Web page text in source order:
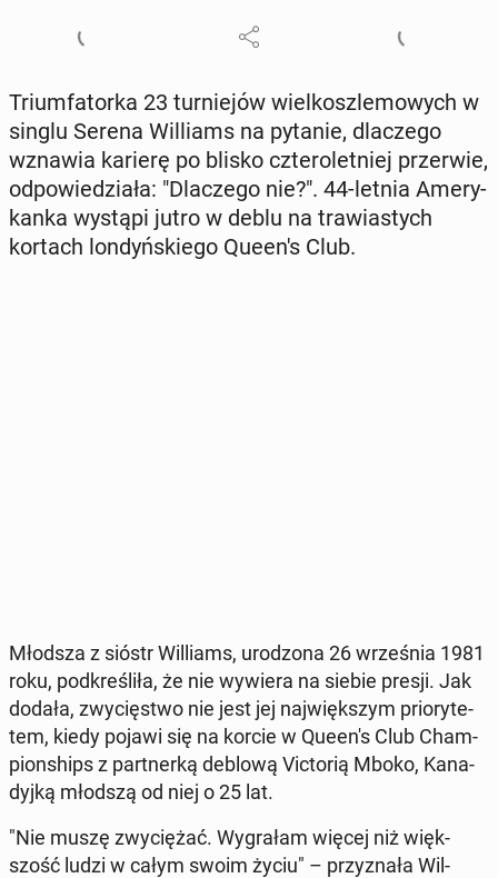
Trium­fa­tor­ka 23 tur­nie­jów wiel­kosz­le­mo­wych w
singlu Serena Wil­liams na pytanie, dla­cze­go
wznawia karierę po blisko czte­ro­let­niej prze­rwie,
od­po­wie­dzia­ła: "Dla­cze­go nie?". 44-letnia Ame­ry­
kan­ka wystąpi jutro w deblu na tra­wia­stych
kortach lon­dyń­skie­go Queen's Club.
Młodsza z sióstr Wil­liams, uro­dzo­na 26 wrze­śnia 1981
roku, pod­kre­śli­ła, że nie wywiera na siebie presji. Jak
dodała, zwy­cię­stwo nie jest jej naj­więk­szym prio­ry­te­
tem, kiedy pojawi się na korcie w Queen's Club Cham­
pion­ships z part­ner­ką deblową Vic­to­rią Mboko, Ka­na­
dyj­ką młodszą od niej o 25 lat.
"Nie muszę zwy­cię­żać. Wy­gra­łam więcej niż więk­
szość ludzi w całym swoim życiu" – przy­zna­ła Wil­